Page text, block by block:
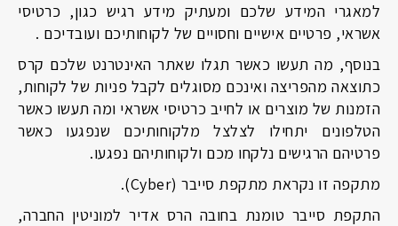
למאגרי המידע שלכם ומעתיק מידע רגיש כגון, כרטיסי
אשראי, פרטיים אישיים וחסויים של לקוחותיכם ועובדיכם .
בנוסף, מה תעשו כאשר תגלו שאתר האינטרנט שלכם קרס
כתוצאה מהפריצה ואינכם מסוגלים לקבל פניות של לקוחות,
הזמנות של מוצרים או לחייב כרטיסי אשראי ומה תעשו כאשר
הטלפונים יתחילו לצלצל מלקוחותיכם שנפגעו כאשר
פרטיהם הרגישים נלקחו מכם ולקוחותיהם נפגעו.
מתקפה זו נקראת מתקפת סייבר (Cyber
).
התקפת סייבר טומנת בחובה הרס אדיר למוניטין החברה,